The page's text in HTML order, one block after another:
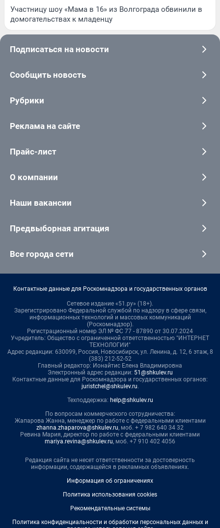
Участницу шоу «Мама в 16» из Волгограда обвинили в
домогательствах к младенцу
Подписаться на новости
Сообщить новость
Рубрики
Реклама на сайте
Прайс-лист
О компании
Наши вакансии
Предвыборная агитация
Все города сети
Контактные данные для Роскомнадзора и государственных органов
Сетевое издание «51.ру» (18+).
Зарегистрировано Федеральной службой по надзору в сфере связи,
информационных технологий и массовых коммуникаций
(Роскомнадзор).
Регистрационный номер ЭЛ № ФС 77 - 87890 от 30.07.2024
Учредитель: Общество с ограниченной ответственностью "ИНТЕРНЕТ
ТЕХНОЛОГИИ"
Адрес редакции: 630099, Россия, Новосибирск, ул. Ленина, д. 12, 6 этаж, 8
(383) 212-52-52
Главный редактор: Ионайтис Елена Владимировна
Электронный адрес редакции: 51@shkulev.ru
Контактные данные для Роскомнадзора и государственных органов:
juristchel@shkulev.ru.
Техподдержка: help@shkulev.ru
По вопросам коммерческого сотрудничества:
Жапарова Жанна, менеджер по работе с федеральными клиентами
zhanna.zhaparova@shkulev.ru, моб. + 7 982 640 34 32
Ревина Мария, директор по работе с федеральными клиентами
mariya.revina@shkulev.ru, моб. +7 910 402 4056
Редакция сайта не несет ответственности за достоверность
информации, содержащейся в рекламных объявлениях.
Информация об ограничениях
Политика использования cookies
Рекомендательные системы
Политика конфиденциальности и обработки персональных данных и